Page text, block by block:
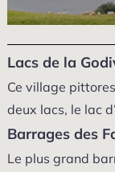
Lacs de la
Ce village
deux lacs, le lac
Barrages des
Le plus grand